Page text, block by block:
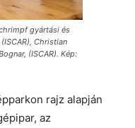
gyártási és
Christian
(ISCAR). Kép:
rajz alapján
az